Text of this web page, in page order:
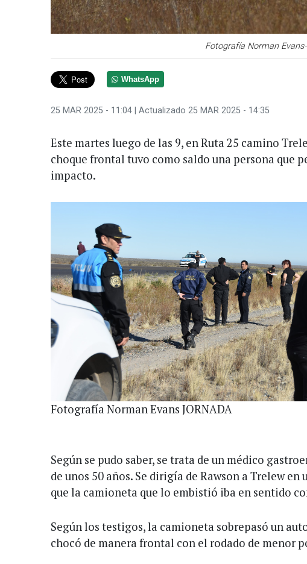
Fotografía Norman
WhatsApp
25 MAR 2025 - 11:04 | Actualizado 25 MAR 2025 - 14:35
Este martes luego de las 9, en Ruta 25 camino
choque frontal tuvo como saldo una persona que
impacto.
Fotografía Norman Evans JORNADA
Según se pudo saber, se trata de un médico
de unos 50 años. Se dirigía de Rawson a Trelew
que la camioneta que lo embistió iba en sentido
Según los testigos, la camioneta sobrepasó un
chocó de manera frontal con el rodado de menor